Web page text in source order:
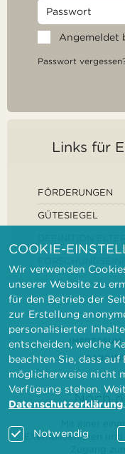
Angemeldet
Passwort
Links für
FÖRDERUNGEN
GÜTESIEGEL
IMPRESSUM
Noch
Elternbilderinnen
COOKIE-
Wir verwenden
unserer Website zu
für den Betrieb der
zur Erstellung
personalisierter
entscheiden, welche
beachten Sie, dass
möglicherweise nicht
Verfügung stehen.
Datenschutzerklärung.
Notwendig